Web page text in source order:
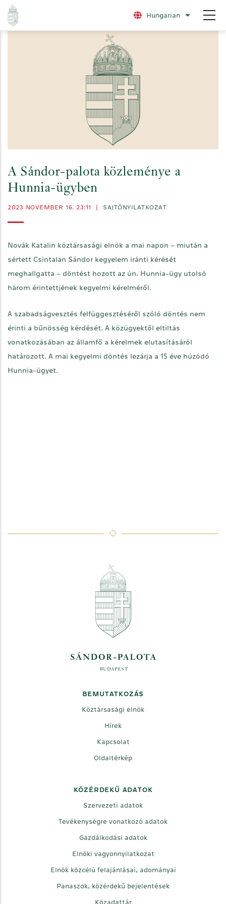
Ugrás
tartalomra
Hungarian További
A Sándor-palota közleménye a
Hunnia-ügyben
2023 NOVEMBER 16. 23:11 SAJTÓNYILATKOZAT
Novák Katalin köztársasági elnök a mai napon – miután a
sértett Csintalan Sándor kegyelem iránti kérését
meghallgatta – döntést hozott az ún. Hunnia-ügy utolsó
három érintettjének kegyelmi kérelméről.
A szabadságvesztés felfüggesztéséről szóló döntés nem
érinti a bűnösség kérdését. A közügyektől eltiltás
vonatkozásában az államfő a kérelmek elutasításáról
határozott. A mai kegyelmi döntés lezárja a 15 éve húzódó
Hunnia-ügyet.
BEMUTATKOZÁS
Köztársasági elnök
Hírek
Kapcsolat
Oldaltérkép
KÖZÉRDEKŰ ADATOK
Szervezeti adatok
Tevékenységre vonatkozó adatok
Gazdálkodási adatok
Elnöki vagyonnyilatkozat
Elnök közcélú felajánlásai, adományai
Panaszok, közérdekű bejelentések
Közadattár